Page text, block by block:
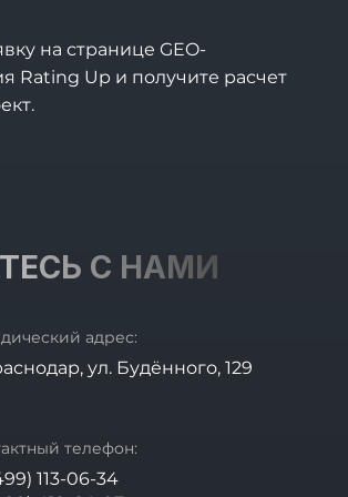
на странице GEO-
Rating Up и получите расчет
С НАМИ
адрес:
ул. Будённого, 129
телефон:
113-06-34